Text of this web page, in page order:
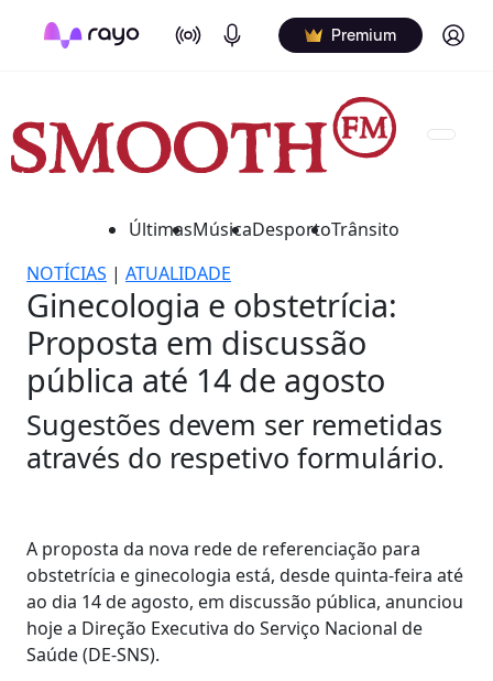
On Air Podcasts Premium Log in
ÚltimasMúsicaDesportoTrânsito
NOTÍCIAS | ATUALIDADE
Ginecologia e obstetrícia:
Proposta em discussão
pública até 14 de agosto
Sugestões devem ser remetidas
através do respetivo formulário.
A proposta da nova rede de referenciação para
obstetrícia e ginecologia está, desde quinta-feira até
ao dia 14 de agosto, em discussão pública, anunciou
hoje a Direção Executiva do Serviço Nacional de
Saúde (DE-SNS).